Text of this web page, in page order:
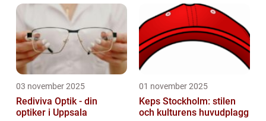
03 november 2025
Rediviva Optik - din
optiker i Uppsala
01 november 2025
Keps Stockholm: stilen
och kulturens huvudplagg